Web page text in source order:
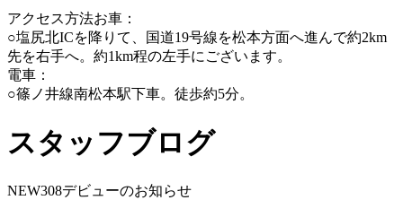
アクセス方法お車：
○塩尻北ICを降りて、国道19号線を松本方面へ進んで約2km
先を右手へ。約1km程の左手にございます。
電車：
○篠ノ井線南松本駅下車。徒歩約5分。
スタッフブログ
NEW308デビューのお知らせ